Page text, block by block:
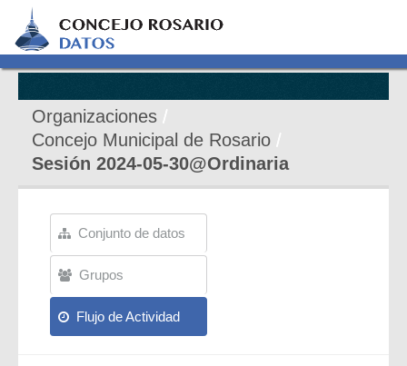
Organizaciones
Concejo Municipal de Rosario
Sesión 2024-05-30@Ordinaria
Conjunto de datos
Grupos
Flujo de Actividad